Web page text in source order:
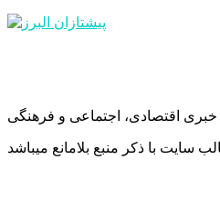
اقتصادی، اجتماعی و فرهنگی